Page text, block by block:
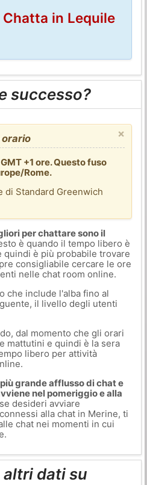
Chatta in Lequile
successo?
×
orario
+1 ore. Questo fuso
Rome.
di Standard Greenwich
per chattare sono il
è quando il tempo libero è
è più probabile trovare
consigliabile cercare le ore
nelle chat room online.
che include l'alba fino al
il livello degli utenti
dal momento che gli orari
mattutini e quindi è la sera
libero per attività
grande afflusso di chat e
nel pomeriggio e alla
desideri avviare
alla chat in Merine, ti
chat nei momenti in cui
dati su